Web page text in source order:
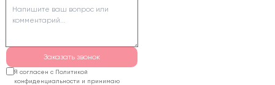
задачу и тестируют,
отдельно согласовывая
Заказать звонок
Я согласен с Политикой
конфиденциальности и принимаю